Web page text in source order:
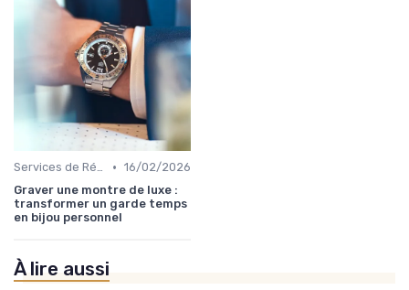
Services de Réparation • 16/02/2026
Graver une montre de luxe :
transformer un garde temps
en bijou personnel
À lire aussi